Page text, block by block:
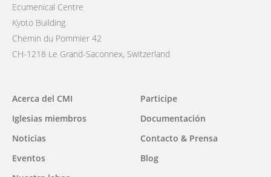
Ecumenical Centre
Kyoto Building
Chemin du Pommier 42
CH-1218 Le Grand-Saconnex, Switzerland
Main
navigation
Acerca del CMI
Iglesias miembros
Noticias
Eventos
Participe
Documentación
Contacto & Prensa
Blog